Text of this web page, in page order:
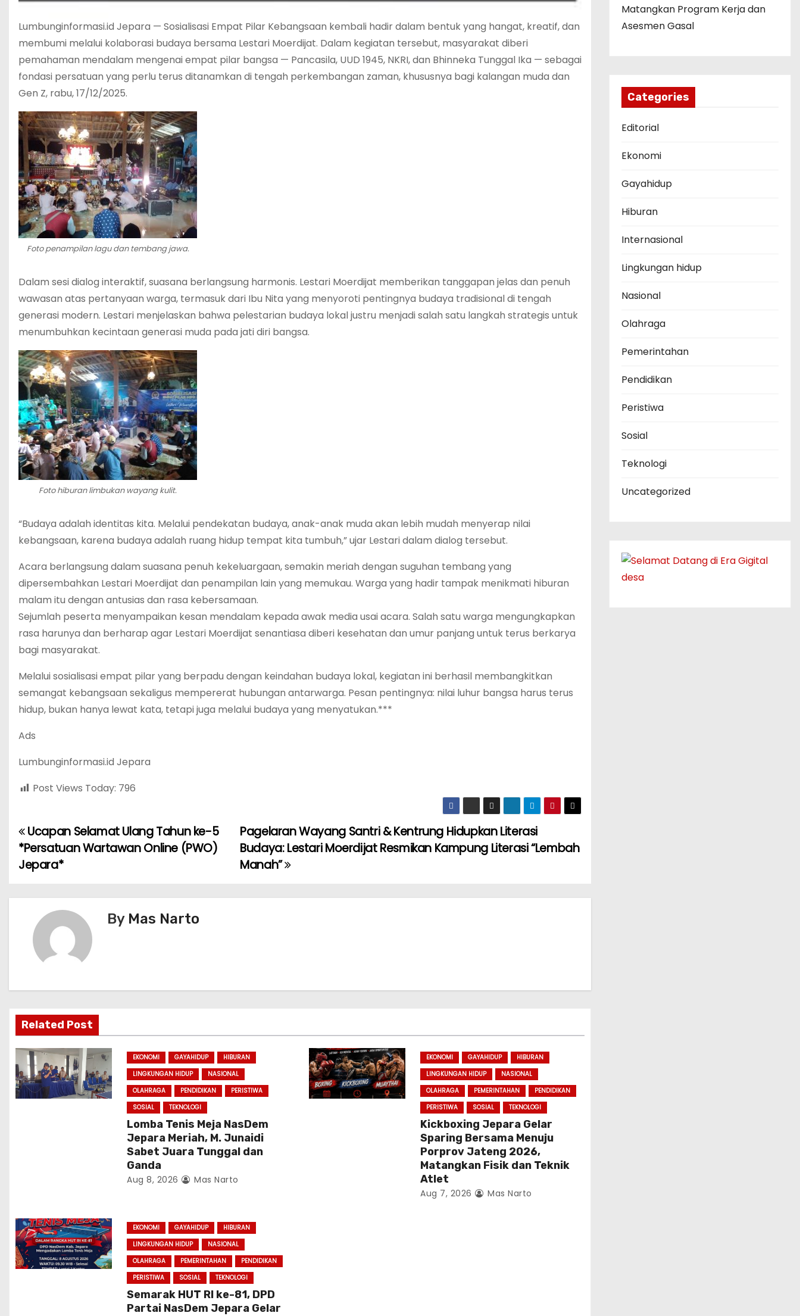
Lumbunginformasi.id Jepara — Sosialisasi Empat Pilar Kebangsaan kembali hadir dalam bentuk yang hangat, kreatif, dan
membumi melalui kolaborasi budaya bersama Lestari Moerdijat. Dalam kegiatan tersebut, masyarakat diberi
pemahaman mendalam mengenai empat pilar bangsa — Pancasila, UUD 1945, NKRI, dan Bhinneka Tunggal Ika — sebagai
fondasi persatuan yang perlu terus ditanamkan di tengah perkembangan zaman, khususnya bagi kalangan muda dan
Gen Z, rabu, 17/12/2025.
Foto penampilan lagu dan tembang jawa.
Dalam sesi dialog interaktif, suasana berlangsung harmonis. Lestari Moerdijat memberikan tanggapan jelas dan penuh
wawasan atas pertanyaan warga, termasuk dari Ibu Nita yang menyoroti pentingnya budaya tradisional di tengah
generasi modern. Lestari menjelaskan bahwa pelestarian budaya lokal justru menjadi salah satu langkah strategis untuk
menumbuhkan kecintaan generasi muda pada jati diri bangsa.
Foto hiburan limbukan wayang kulit.
“Budaya adalah identitas kita. Melalui pendekatan budaya, anak-anak muda akan lebih mudah menyerap nilai
kebangsaan, karena budaya adalah ruang hidup tempat kita tumbuh,” ujar Lestari dalam dialog tersebut.
Acara berlangsung dalam suasana penuh kekeluargaan, semakin meriah dengan suguhan tembang yang
dipersembahkan Lestari Moerdijat dan penampilan lain yang memukau. Warga yang hadir tampak menikmati hiburan
malam itu dengan antusias dan rasa kebersamaan.
Sejumlah peserta menyampaikan kesan mendalam kepada awak media usai acara. Salah satu warga mengungkapkan
rasa harunya dan berharap agar Lestari Moerdijat senantiasa diberi kesehatan dan umur panjang untuk terus berkarya
bagi masyarakat.
Melalui sosialisasi empat pilar yang berpadu dengan keindahan budaya lokal, kegiatan ini berhasil membangkitkan
semangat kebangsaan sekaligus mempererat hubungan antarwarga. Pesan pentingnya: nilai luhur bangsa harus terus
hidup, bukan hanya lewat kata, tetapi juga melalui budaya yang menyatukan.***
Ads
Lumbunginformasi.id Jepara
Post Views Today: 796
P
o
v
i
g
a
t
Pagelaran Wayang Santri & Kentrung Hidupkan Literasi
Budaya: Lestari Moerdijat Resmikan Kampung Literasi “Lembah
Manah”
Ucapan Selamat Ulang Tahun ke-5
*Persatuan Wartawan Online (PWO)
Jepara*
By Mas Narto
Related Post
EKONOMI GAYAHIDUP
HIBURAN
LINGKUNGAN HIDUP
NASIONAL
OLAHRAGA
PENDIDIKAN
PERISTIWA
SOSIAL
TEKNOLOGI
Lomba Tenis Meja NasDem
Jepara Meriah, M. Junaidi
Sabet Juara Tunggal dan
Ganda
Aug 8, 2026 Mas Narto
EKONOMI GAYAHIDUP
HIBURAN
LINGKUNGAN HIDUP
NASIONAL
OLAHRAGA
PEMERINTAHAN
PENDIDIKAN
PERISTIWA
SOSIAL TEKNOLOGI
Kickboxing Jepara Gelar
Sparing Bersama Menuju
Porprov Jateng 2026,
Matangkan Fisik dan Teknik
Atlet
Aug 7, 2026 Mas Narto
EKONOMI GAYAHIDUP
HIBURAN
LINGKUNGAN HIDUP
NASIONAL
OLAHRAGA
PEMERINTAHAN
PENDIDIKAN
PERISTIWA
SOSIAL TEKNOLOGI
Semarak HUT RI ke-81, DPD
Partai NasDem Jepara Gelar
Matangkan Program Kerja dan
Asesmen Gasal
Categories
Editorial
Ekonomi
Gayahidup
Hiburan
Internasional
Lingkungan hidup
Nasional
Olahraga
Pemerintahan
Pendidikan
Peristiwa
Sosial
Teknologi
Uncategorized